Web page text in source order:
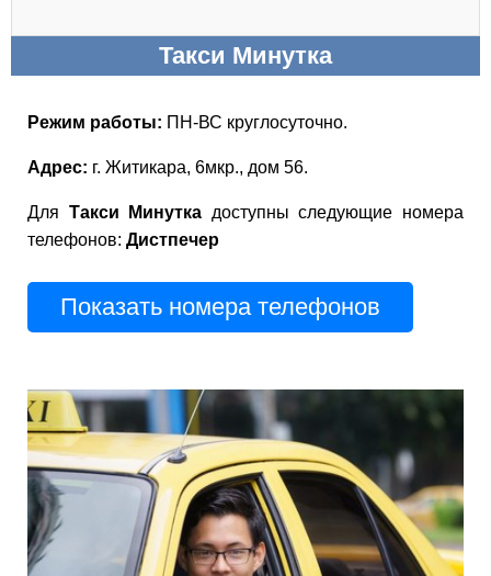
Такси Минутка
Режим работы: ПН-ВС круглосуточно.
Адрес: г. Житикара, 6мкр., дом 56.
Для Такси Минутка доступны следующие номера
телефонов: Дистпечер
Показать номера телефонов